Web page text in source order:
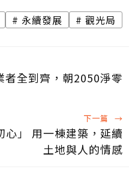
永續發展 觀光局
全到齊，朝2050淨零
下一篇 →
心」 用一棟建築，延續
土地與人的情感